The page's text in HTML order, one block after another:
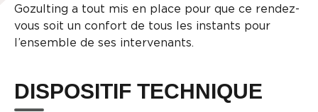
Gozulting a tout mis en place pour que ce rendez-
vous soit un confort de tous les instants pour
l’ensemble de ses intervenants.
DISPOSITIF TECHNIQUE